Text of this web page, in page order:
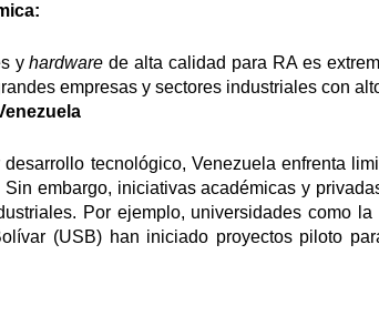
yhardware de alta calidad para RA es
empresas y sectores industriales con
tecnológico, Venezuela enfrenta
embargo, iniciativas académicas y
Por ejemplo, universidades como
(USB) han iniciado proyectos piloto